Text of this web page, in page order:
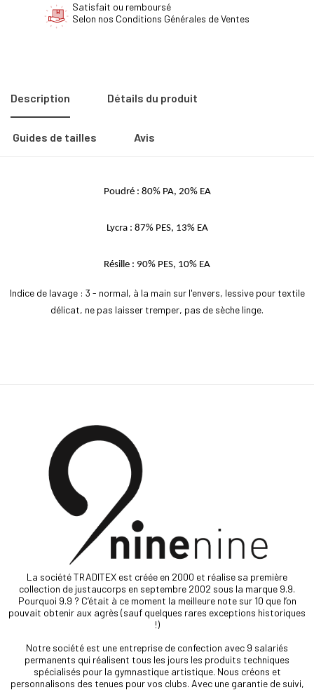
Satisfait ou remboursé
Selon nos Conditions Générales de Ventes
Description Détails du produit
Guides de tailles Avis
Poudré : 80% PA, 20% EA
Lycra : 87% PES, 13% EA
Résille : 90% PES, 10% EA
Indice de lavage : 3 - normal, à la main sur l'envers, lessive pour textile
délicat, ne pas laisser tremper, pas de sèche linge.
La société TRADITEX est créée en 2000 et réalise sa première
collection de justaucorps en septembre 2002 sous la marque 9.9.
Pourquoi 9.9 ? C’était à ce moment la meilleure note sur 10 que l’on
pouvait obtenir aux agrès (sauf quelques rares exceptions historiques
!)
Notre société est une entreprise de confection avec 9 salariés
permanents qui réalisent tous les jours les produits techniques
spécialisés pour la gymnastique artistique. Nous créons et
personnalisons des tenues pour vos clubs. Avec une garantie de suivi,